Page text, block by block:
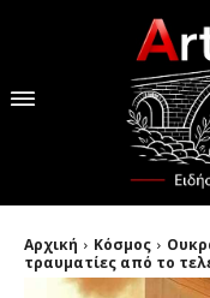
Αρχική Κόσμος
τραυματίες από το